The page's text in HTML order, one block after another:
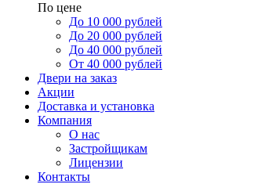
По цене
До 10 000 рублей
До 20 000 рублей
До 40 000 рублей
От 40 000 рублей
Двери на заказ
Акции
Доставка и установка
Компания
О нас
Застройщикам
Лицензии
Контакты